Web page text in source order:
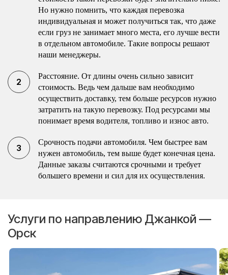
Но нужно помнить, что каждая перевозка
индивидуальная и может получиться так, что даже
если груз не занимает много места, его лучше вести
в отдельном автомобиле. Такие вопросы решают
наши менеджеры.
Расстояние. От длины очень сильно зависит
стоимость. Ведь чем дальше вам необходимо
осуществить доставку, тем больше ресурсов нужно
затратить на такую перевозку. Под ресурсами мы
понимает время водителя, топливо и износ авто.
Срочность подачи автомобиля. Чем быстрее вам
нужен автомобиль, тем выше будет конечная цена.
Данные заказы считаются срочными и требует
большего времени и сил для их осуществления.
Услуги по направлению Джанкой —
Орск